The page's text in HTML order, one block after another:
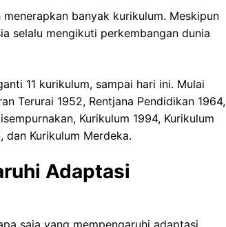
banyak kurikulum. Meskipun
selalu mengikuti perkembangan dunia
11 kurikulum, sampai hari ini. Mulai
Terurai 1952, Rentjana Pendidikan 1964,
Kurikulum 1994, Kurikulum
dan Kurikulum Merdeka.
Adaptasi
saja yang mempengaruhi adaptasi